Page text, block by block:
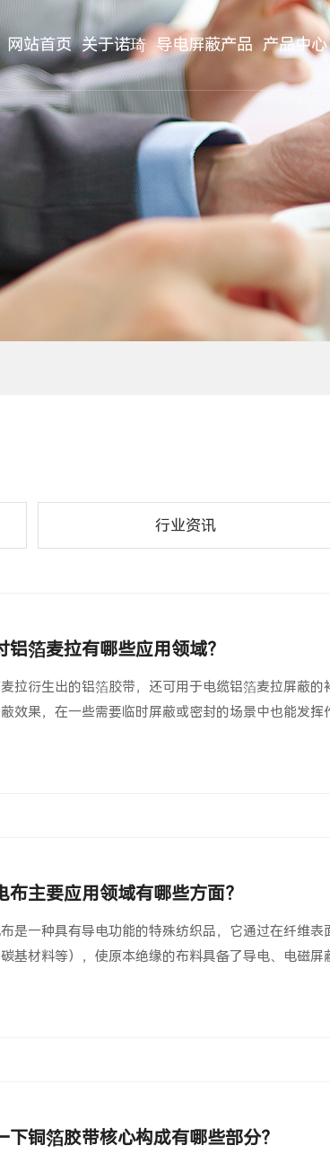
网站首页 关于诺琦 导电屏蔽产品 产品中心
行业资讯
铝箔麦拉有哪些应用领域？
拉衍生出的铝箔胶带，还可用于电缆铝箔麦拉屏蔽
效果，在一些需要临时屏蔽或密封的场景中也能发挥
布主要应用领域有哪些方面？
是一种具有导电功能的特殊纺织品，它通过在纤维
基材料等），使原本绝缘的布料具备了导电、电磁屏
下铜箔胶带核心构成有哪些部分？